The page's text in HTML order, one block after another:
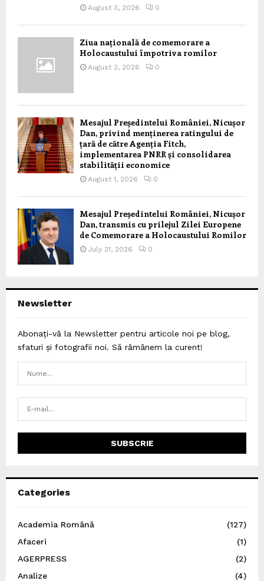
August 3, 2026 0
Ziua națională de comemorare a
Holocaustului împotriva romilor
August 2, 2026 0
Mesajul Președintelui României, Nicușor
Dan, privind menținerea ratingului de
țară de către Agenția Fitch,
implementarea PNRR și consolidarea
stabilității economice
August 1, 2026 0
Mesajul Președintelui României, Nicușor
Dan, transmis cu prilejul Zilei Europene
de Comemorare a Holocaustului Romilor
July 31, 2026 0
Newsletter
Abonați-vă la Newsletter pentru articole noi pe blog,
sfaturi și fotografii noi. Să rămânem la curent!
Categories
Academia Română
(127)
Afaceri
(1)
AGERPRESS
(2)
Analize
(4)